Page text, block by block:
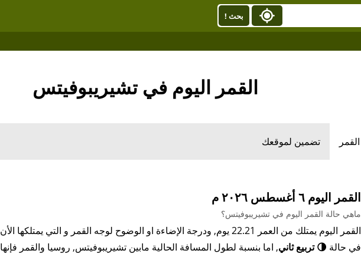
بحث !
القمر اليوم في تشيريبوفيتس
القمر تضمين لموقعك
القمر اليوم ٦ أغسطس ٢٠٢٦ م
ماهي حالة القمر اليوم في تشيريبوفيتس؟
في حالة 🌗 تربيع ثاني, اما بنسبة لطول المسافة الحالية مابين تشيريبوفيتس, روسيا والقمر فإنها 367,922.04كيلو متر.